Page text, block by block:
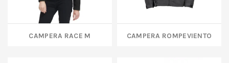
CAMPERA RACE M CAMPERA ROMPEVIENTO